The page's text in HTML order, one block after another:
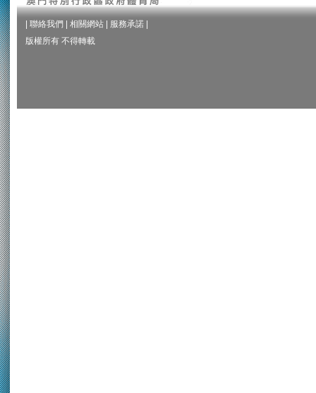
聯絡我們 相關網站 服務承諾
版權所有 不得轉載